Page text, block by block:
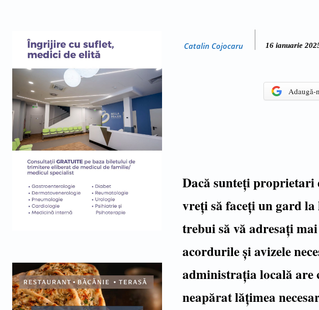
Catalin Cojocaru 16 ianuarie
Adaugă-
Dacă sunteți proprietari
vreți să faceți un gard
trebui să vă adresați
acordurile și avizele
administrația locală are
neapărat lățimea